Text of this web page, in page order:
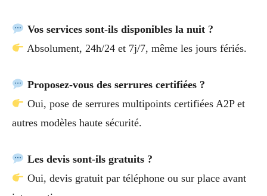
Vos services sont-ils disponibles la nuit ?
Absolument, 24h/24 et 7j/7, même les jours fériés.
Proposez-vous des serrures certifiées ?
Oui, pose de serrures multipoints certifiées A2P et
autres modèles haute sécurité.
Les devis sont-ils gratuits ?
Oui, devis gratuit par téléphone ou sur place avant